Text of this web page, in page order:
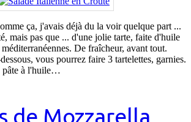
ça, j'avais déjà du la voir quelque part ...
mais pas que ... d'une jolie tarte, faite d'huile
De fraîcheur, avant tout.
vous pourrez faire 3 tartelettes, garnies.
pâte à l'huile…
de Mozzarella,